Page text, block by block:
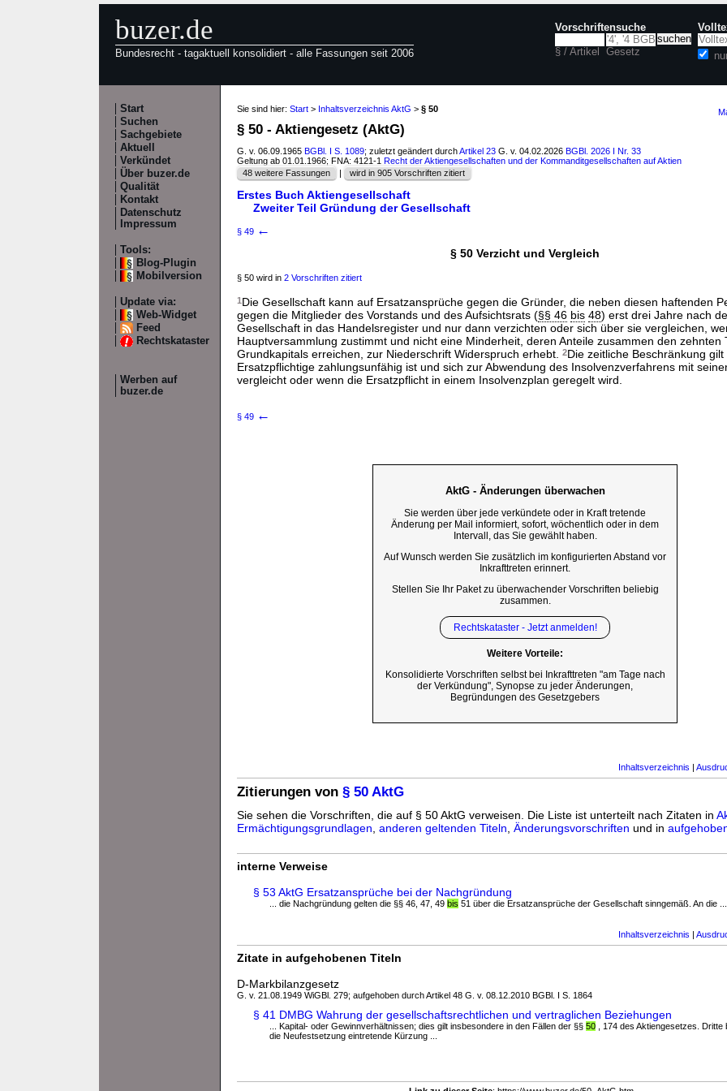
buzer.de
Bundesrecht - tagaktuell konsolidiert - alle Fassungen seit 2006
Vorschriftensuche
§ / Artikel Gesetz
Start
Suchen
Sachgebiete
Aktuell
Verkündet
Über buzer.de
Qualität
Kontakt
Datenschutz
Impressum
Tools:
Blog-Plugin
Mobilversion
Update via:
Web-Widget
Feed
Rechtskataster
Werben auf
buzer.de
Sie sind hier: Start > Inhaltsverzeichnis AktG > § 50
§ 50 - Aktiengesetz (AktG)
G. v. 06.09.1965 BGBl. I S. 1089; zuletzt geändert durchArtikel 23 G. v. 04.02.2026 BGBl. 2026 I Nr. 33
Geltung ab 01.01.1966; FNA: 4121-1 Recht der Aktiengesellschaften und der Kommanditgesellschaften auf Aktien
48 weitere Fassungen
| wird in 905 Vorschriften zitiert
Erstes Buch Aktiengesellschaft
Zweiter Teil Gründung der Gesellschaft
§ 49 ←
§ 50 Verzicht und Vergleich
§ 50 wird in 2 Vorschriften zitiert
1Die Gesellschaft kann auf Ersatzansprüche gegen die Gründer, die neben diesen haftenden
gegen die Mitglieder des Vorstands und des Aufsichtsrats (§§ 46 bis 48) erst drei Jahre nach
Gesellschaft in das Handelsregister und nur dann verzichten oder sich über sie vergleichen,
Hauptversammlung zustimmt und nicht eine Minderheit, deren Anteile zusammen den zehnten
Grundkapitals erreichen, zur Niederschrift Widerspruch erhebt.
2Die zeitliche Beschränkung
Ersatzpflichtige zahlungsunfähig ist und sich zur Abwendung des Insolvenzverfahrens mit
vergleicht oder wenn die Ersatzpflicht in einem Insolvenzplan geregelt wird.
§ 49 ←
AktG - Änderungen überwachen
Sie werden über jede verkündete oder in Kraft tretende
Änderung per Mail informiert, sofort, wöchentlich oder in dem
Intervall, das Sie gewählt haben.
Auf Wunsch werden Sie zusätzlich im konfigurierten Abstand vor
Inkrafttreten erinnert.
Stellen Sie Ihr Paket zu überwachender Vorschriften beliebig
zusammen.
Rechtskataster - Jetzt anmelden!
Weitere Vorteile:
Konsolidierte Vorschriften selbst bei Inkrafttreten "am Tage nach
der Verkündung", Synopse zu jeder Änderungen,
Begründungen des Gesetzgebers
Inhaltsverzeichnis |
Zitierungen von § 50 AktG
Sie sehen die Vorschriften, die auf § 50 AktG verweisen. Die Liste ist unterteilt nach Zitaten in
Ermächtigungsgrundlagen anderen geltenden Titeln Änderungsvorschriften und in
interne Verweise
§ 53 AktG Ersatzansprüche bei der Nachgründung
... die Nachgründung gelten die §§ 46, 47, 49 bis 51 über die Ersatzansprüche der Gesellschaft sinngemäß. An die ...
Inhaltsverzeichnis |
Zitate in aufgehobenen Titeln
D-Markbilanzgesetz
G. v. 21.08.1949 WiGBl. 279; aufgehoben durch Artikel 48 G. v. 08.12.2010 BGBl. I S. 1864
§ 41 DMBG Wahrung der gesellschaftsrechtlichen und vertraglichen Beziehungen
... Kapital- oder Gewinnverhältnissen; dies gilt insbesondere in den Fällen der §§ 50 , 174 des Aktiengesetzes.
die Neufestsetzung eintretende Kürzung ...